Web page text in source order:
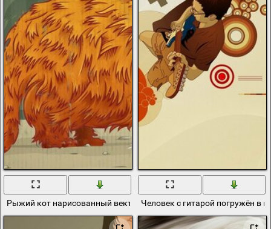
Рыжий кот нарисованный векторомЧеловек с гитарой погружён в